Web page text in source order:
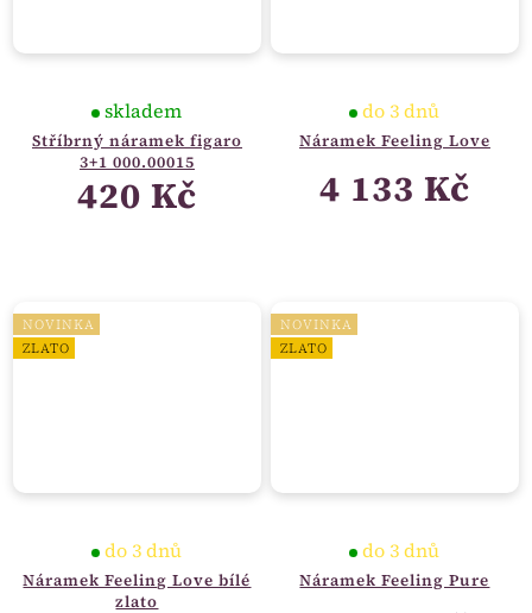
Stříbrný náramek figaro
3+1 000.00015
skladem
420 Kč
Náramek Feeling Love
do 3 dnů
4 133 Kč
NOVINKA
ZLATO
Náramek Feeling Love bílé
zlato
do 3 dnů
NOVINKA
ZLATO
Náramek Feeling Pure
do 3 dnů